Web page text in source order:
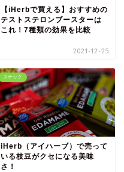
【iHerbで買える】おすすめの
テストステロンブースターは
これ！7種類の効果を比較
2021-12-25
スナック
iHerb（アイハーブ）で売って
いる枝豆がクセになる美味
さ！